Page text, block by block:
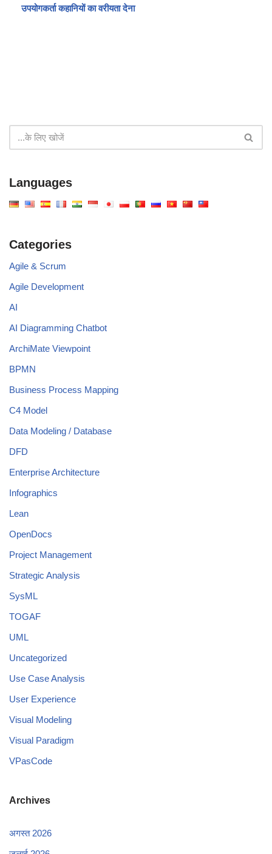
उपयोगकर्ता कहानियों का वरीयता देना
Languages
Categories
Agile & Scrum
Agile Development
AI
AI Diagramming Chatbot
ArchiMate Viewpoint
BPMN
Business Process Mapping
C4 Model
Data Modeling / Database
DFD
Enterprise Architecture
Infographics
Lean
OpenDocs
Project Management
Strategic Analysis
SysML
TOGAF
UML
Uncategorized
Use Case Analysis
User Experience
Visual Modeling
Visual Paradigm
VPasCode
Archives
अगस्त 2026